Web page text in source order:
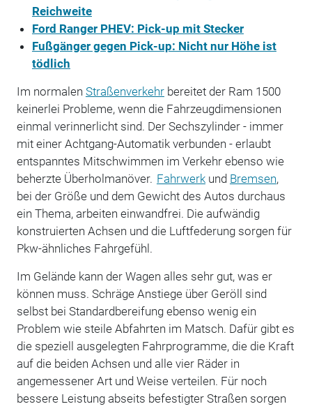
Reichweite
Ford Ranger PHEV: Pick-up mit Stecker
Fußgänger gegen Pick-up: Nicht nur Höhe ist
tödlich
Im normalen Straßenverkehrbereitet der Ram 1500
keinerlei Probleme, wenn die Fahrzeugdimensionen
einmal verinnerlicht sind. Der Sechszylinder - immer
mit einer Achtgang-Automatik verbunden - erlaubt
entspanntes Mitschwimmen im Verkehr ebenso wie
beherzte Überholmanöver. Fahrwerkund Bremsen,
bei der Größe und dem Gewicht des Autos durchaus
ein Thema, arbeiten einwandfrei. Die aufwändig
konstruierten Achsen und die Luftfederung sorgen für
Pkw-ähnliches Fahrgefühl.
Im Gelände kann der Wagen alles sehr gut, was er
können muss. Schräge Anstiege über Geröll sind
selbst bei Standardbereifung ebenso wenig ein
Problem wie steile Abfahrten im Matsch. Dafür gibt es
die speziell ausgelegten Fahrprogramme, die die Kraft
auf die beiden Achsen und alle vier Räder in
angemessener Art und Weise verteilen. Für noch
bessere Leistung abseits befestigter Straßen sorgen